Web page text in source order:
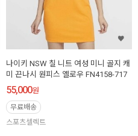
나이키 NSW 칠 니트 여성 미니 골지 캐
미 끈나시 원피스 옐로우 FN4158-717
55,000원
무료배송
스포츠셀렉트